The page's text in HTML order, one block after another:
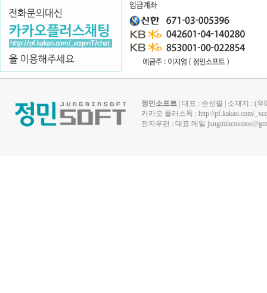
정민소프트 | 대표 : 손성필 | 소재지 : (
카카오 플러스톡 : http://pf.kakao.com/
전자우편 : 대표 메일